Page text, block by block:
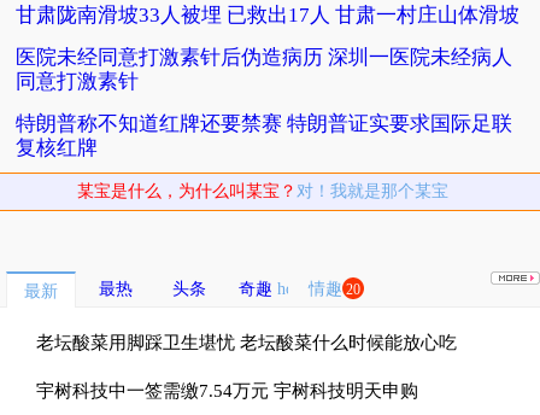
甘肃陇南滑坡33人被埋 已救出17人 甘肃一村庄山体滑坡
医院未经同意打激素针后伪造病历 深圳一医院未经病人
同意打激素针
特朗普称不知道红牌还要禁赛 特朗普证实要求国际足联
复核红牌
某宝是什么，为什么叫某宝？ 对！我就是那个某宝
最新 最热 头条 奇趣 情趣 20
老坛酸菜用脚踩卫生堪忧 老坛酸菜什么时候能放心吃
宇树科技中一签需缴7.54万元 宇树科技明天申购